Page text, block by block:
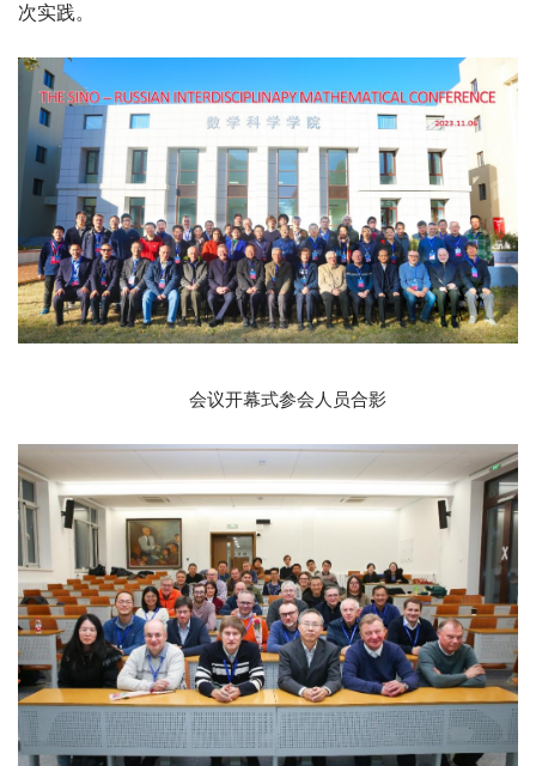
次实践。
会议开幕式参会人员合影